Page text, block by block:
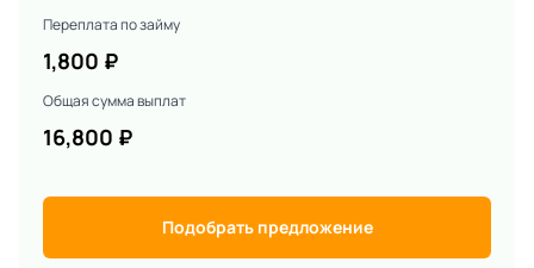
Переплата по займу
1,800 ₽
Общая сумма выплат
16,800 ₽
Подобрать предложение